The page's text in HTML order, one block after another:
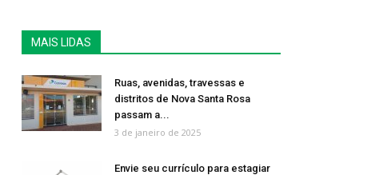
MAIS LIDAS
Ruas, avenidas, travessas e
distritos de Nova Santa Rosa
passam a...
3 de janeiro de 2025
Envie seu currículo para estagiar